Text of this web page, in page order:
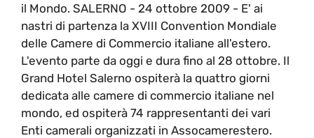
il Mondo. SALERNO - 24 ottobre 2009 - E' ai
nastri di partenza la XVIII Convention Mondiale
delle Camere di Commercio italiane all'estero.
L'evento parte da oggi e dura fino al 28 ottobre. Il
Grand Hotel Salerno ospiterà la quattro giorni
dedicata alle camere di commercio italiane nel
mondo, ed ospiterà 74 rappresentanti dei vari
Enti camerali organizzati in Assocamerestero.